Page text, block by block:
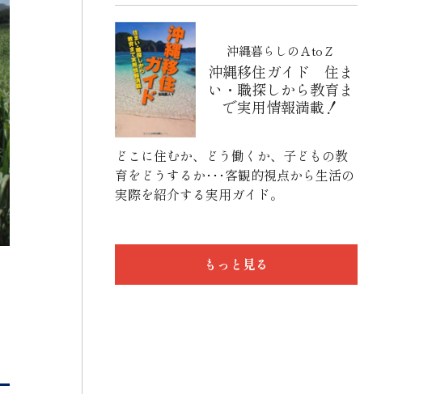
沖縄暮らしのＡtoＺ
沖縄移住ガイド 住ま
い・職探しから教育ま
で実用情報満載！
どこに住むか、どう働くか、子どもの教
育をどうするか･･･客観的視点から生活の
実際を紹介する実用ガイド。
もっと見る